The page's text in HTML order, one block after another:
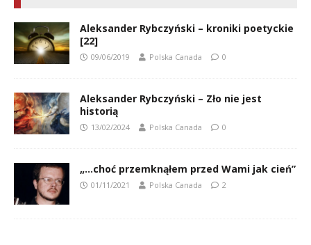
Aleksander Rybczyński – kroniki poetyckie
[22]
09/06/2019 Polska Canada 0
Aleksander Rybczyński – Zło nie jest
historią
13/02/2024 Polska Canada 0
„…choć przemknąłem przed Wami jak cień”
01/11/2021 Polska Canada 2